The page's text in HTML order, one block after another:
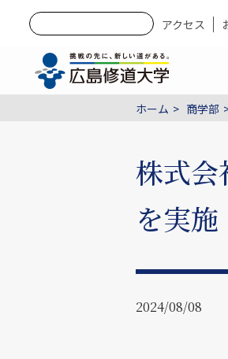
アクセス
ホーム 商学部
株式会
を実施
2024/08/08